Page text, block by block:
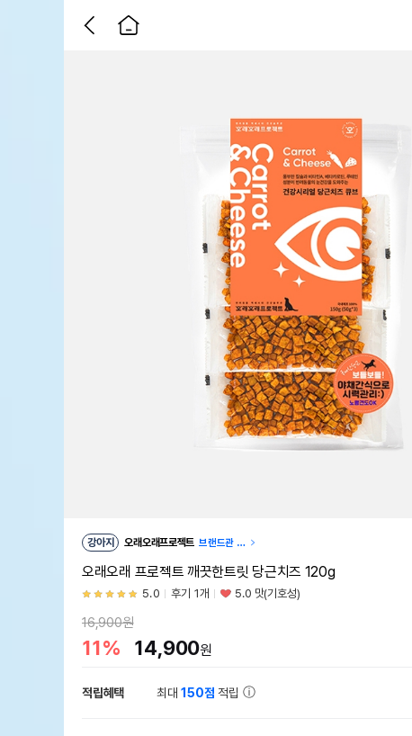
강아지 오래오래프로젝트 브랜드관 이
오래오래 프로젝트 깨끗한트릿 당근치즈 120g
5.0 후기 1개 5.0 맛(기호성)
16,900원
11% 14,900원
적립혜택 최대150점 적립